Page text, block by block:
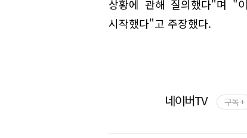
상황에 관해 질의했다"며 "
시작했다"고 주장했다.
네이버TV 구독 +